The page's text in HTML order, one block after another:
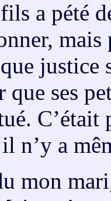
a pété
mais
justice
ses
n’y a
mon